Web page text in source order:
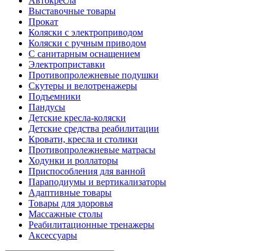
Выставочные товары
Прокат
Коляски с электроприводом
Коляски с ручным приводом
С санитарным оснащением
Электроприставки
Противопролежневые подушки
Скутеры и велотренажеры
Подъемники
Пандусы
Детские кресла-коляски
Детские средства реабилитации
Кровати, кресла и столики
Противопролежневые матрасы
Ходунки и роллаторы
Приспособления для ванной
Параподиумы и вертикализаторы
Адаптивные товары
Товары для здоровья
Массажные столы
Реабилитационные тренажеры
Аксессуары